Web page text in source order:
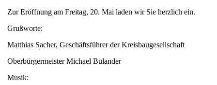
Zur Eröffnung am Freitag, 20. Mai laden wir Sie herzlich ein.
Grußworte:
Matthias Sacher, Geschäftsführer der Kreisbaugesellschaft
Oberbürgermeister Michael Bulander
Musik: